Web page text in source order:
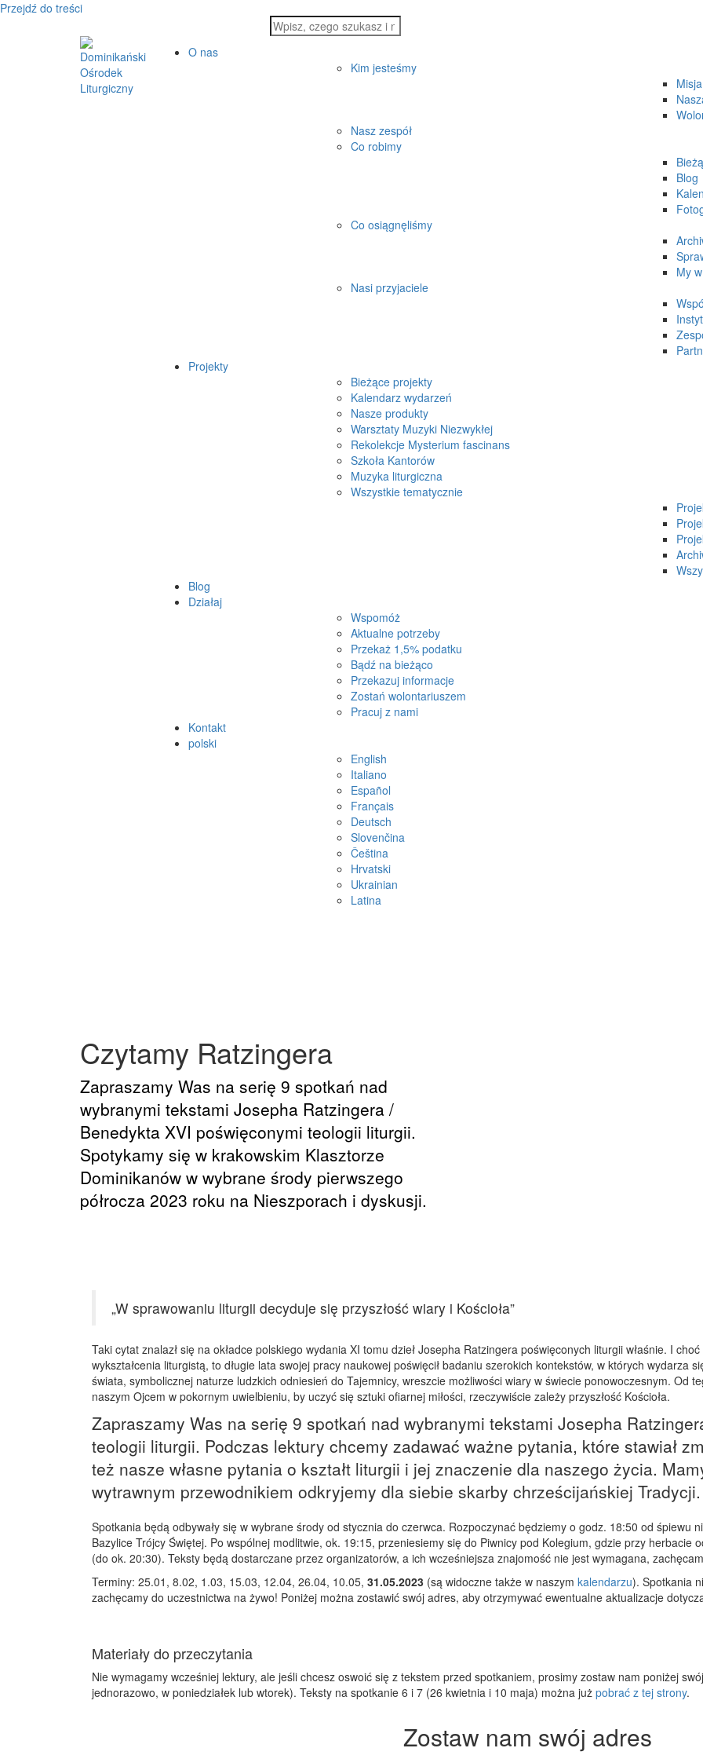
Przejdź do treści
O nas
Kim jesteśmy
Nasz zespół
Co robimy
Blog
Co osiągnęliśmy
My
Nasi przyjaciele
Projekty
Bieżące projekty
Kalendarz wydarzeń
Nasze produkty
Warsztaty Muzyki Niezwykłej
Rekolekcje Mysterium fascinans
Szkoła Kantorów
Muzyka liturgiczna
Wszystkie tematycznie
Blog
Działaj
Wspomóż
Aktualne potrzeby
Przekaż 1,5% podatku
Bądź na bieżąco
Przekazuj informacje
Zostań wolontariuszem
Pracuj z nami
Kontakt
polski
English
Italiano
Español
Français
Deutsch
Slovenčina
Čeština
Hrvatski
Ukrainian
Latina
Czytamy Ratzingera
Zapraszamy Was na serię 9 spotkań nad
wybranymi tekstami Josepha Ratzingera /
Benedykta XVI poświęconymi teologii liturgii.
Spotykamy się w krakowskim Klasztorze
Dominikanów w wybrane środy pierwszego
półrocza 2023 roku na Nieszporach i dyskusji.
„W sprawowaniu liturgii decyduje się przyszłość wiary i Kościoła”
Taki cytat znalazł się na okładce polskiego wydania XI tomu dzieł Josepha Ratzingera poświęconych liturgii właśnie. I
wykształcenia liturgistą, to długie lata swojej pracy naukowej poświęcił badaniu szerokich kontekstów, w których wydarza
świata, symbolicznej naturze ludzkich odniesień do Tajemnicy, wreszcie możliwości wiary w świecie ponowoczesnym. Od
naszym Ojcem w pokornym uwielbieniu, by uczyć się sztuki ofiarnej miłości, rzeczywiście zależy przyszłość Kościoła.
Zapraszamy Was na serię 9 spotkań nad wybranymi tekstami Josepha
teologii liturgii. Podczas lektury chcemy zadawać ważne pytania, które stawiał
też nasze własne pytania o kształt liturgii i jej znaczenie dla naszego życia.
wytrawnym przewodnikiem odkryjemy dla siebie skarby chrześcijańskiej Tradycji.
Spotkania będą odbywały się w wybrane środy od stycznia do czerwca. Rozpoczynać będziemy o godz. 18:50 od śpiewu
Bazylice Trójcy Świętej. Po wspólnej modlitwie, ok. 19:15, przeniesiemy się do Piwnicy pod Kolegium, gdzie przy herbacie
(do ok. 20:30). Teksty będą dostarczane przez organizatorów, a ich wcześniejsza znajomość nie jest wymagana,
Terminy: 25.01, 8.02, 1.03, 15.03, 12.04, 26.04, 10.05, 31.05.2023 (są widoczne także w naszym kalendarzu). Spotkania
zachęcamy do uczestnictwa na żywo! Poniżej można zostawić swój adres, aby otrzymywać ewentualne aktualizacje
Materiały do przeczytania
Nie wymagamy wcześniej lektury, ale jeśli chcesz oswoić się z tekstem przed spotkaniem, prosimy zostaw nam poniżej
jednorazowo, w poniedziałek lub wtorek). Teksty na spotkanie 6 i 7 (26 kwietnia i 10 maja) można już pobrać z tej strony.
Zostaw nam swój adres